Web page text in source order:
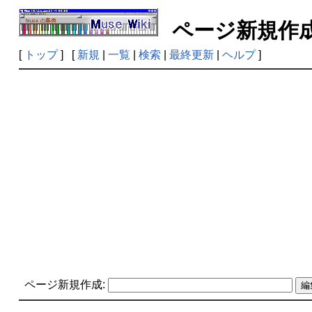
ページ新規
[ トップ] [ 新規 一覧 検索 最終更新| ヘルプ]
ページ新規作成: